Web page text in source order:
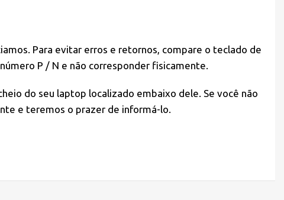
Para evitar erros e retornos, compare o teclado de
P / N e não corresponder fisicamente.
do seu laptop localizado embaixo dele. Se você não
e teremos o prazer de informá-lo.